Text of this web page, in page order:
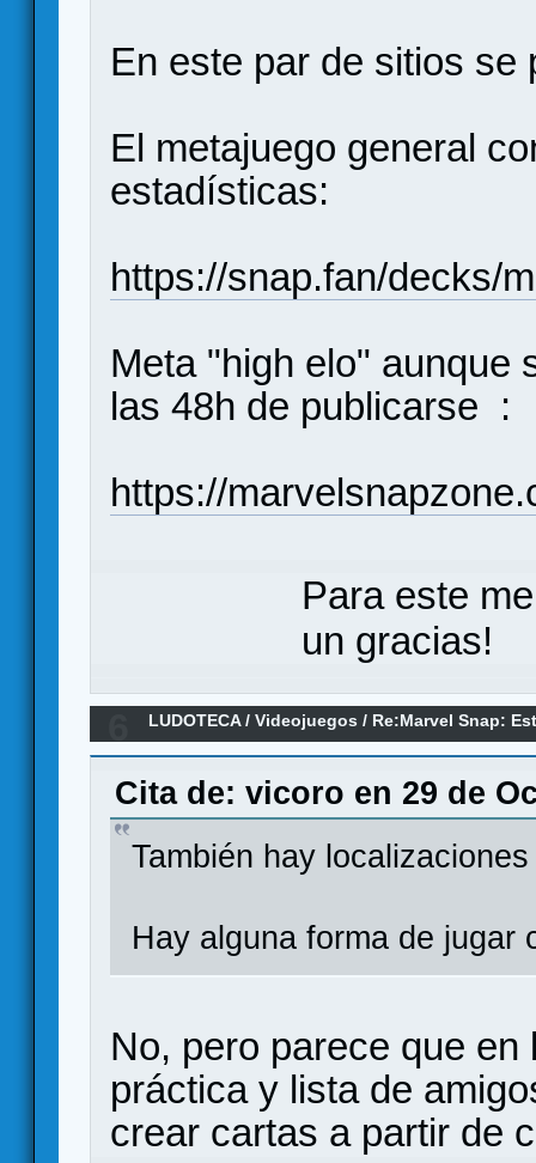
En este par de sitios se
El metajuego general
estadísticas:
https://snap.fan/decks/
Meta "high elo" aunque
las 48h de publicarse :
https://
Para este
un gracias!
LUDOTECA/Videojuegos / Re:Marvel Snap:
Cita de: vicoro en 29 de
También hay
Hay alguna forma de jugar
No, pero parece que
práctica y lista de
crear cartas a partir de